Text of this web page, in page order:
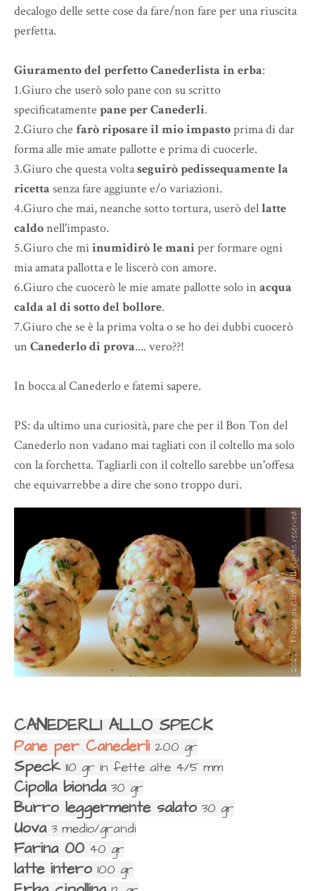
decalogo delle sette cose da fare/non fare per una riuscita
perfetta.
Giuramento del perfetto Canederlista in erba:
1.Giuro che userò solo pane con su scritto
specificatamente pane per Canederli.
2.Giuro che farò riposare il mio impastoprima di dar
forma alle mie amate pallotte e prima di cuocerle.
3.Giuro che questa voltaseguirò pedissequamente la
ricetta senza fare aggiunte e/o variazioni.
4.Giuro che mai, neanche sotto tortura, userò dellatte
caldonell'impasto.
5.Giuro che miinumidirò le mani per formare ogni
mia amata pallotta e le liscerò con amore.
6.Giuro che cuocerò le mie amate pallotte solo in acqua
calda al di sotto del bollore.
7.Giuro che se è la prima volta o se ho dei dubbi cuocerò
un Canederlo di prova.... vero??!
In bocca al Canederlo e fatemi sapere.
PS: da ultimo una curiosità, pare che per il Bon Ton del
Canederlo non vadano mai tagliati con il coltello ma solo
con la forchetta. Tagliarli con il coltello sarebbe un'offesa
che equivarrebbe a dire che sono troppo duri.
CANEDERLI ALLO SPECK
Pane per Canederli 200 gr
Speck110 gr in fette alte 4/5 mm
Cipolla bionda30 gr
Burro leggermente salato 30 gr
Uova3 medio/grandi
Farina 00 40 gr
latte intero 100 gr